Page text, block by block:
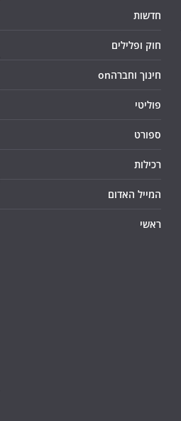
חדשות
חוק ופלילים
חינוך וחברהon
פוליטי
ספורט
רכילות
המייל האדום
ראשי